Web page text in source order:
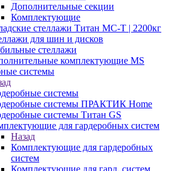
Дополнительные секции
Комплектующие
стеллажи Титан МС-Т | 2200кг
для шин и дисков
стеллажи
комплектующие MS
системы
системы
системы ПРАКТИК Home
системы Титан GS
для гардеробных систем
Назад
Комплектующие для гардеробных
систем
Комплектующие для гард. систем